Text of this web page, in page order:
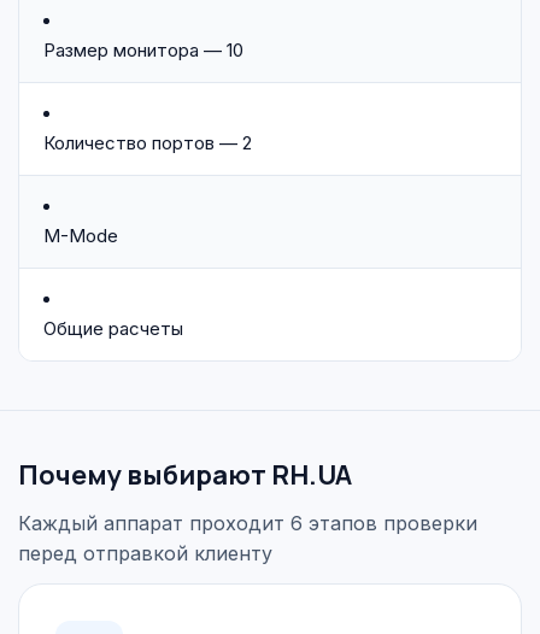
Размер монитора — 10
Количество портов — 2
M-Mode
Общие расчеты
Почему выбирают RH.UA
Каждый аппарат проходит 6 этапов проверки
перед отправкой клиенту